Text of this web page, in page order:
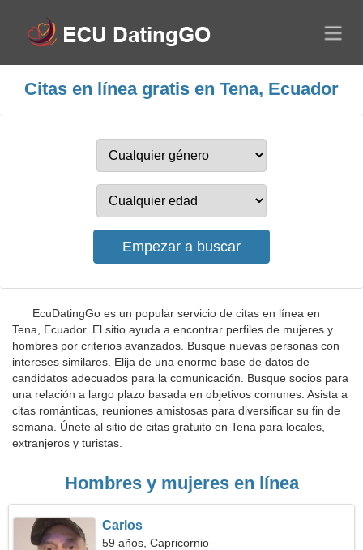
Citas en línea gratis en Tena, Ecuador
EcuDatingGo es un popular servicio de citas en línea en
Tena, Ecuador. El sitio ayuda a encontrar perfiles de mujeres y
hombres por criterios avanzados. Busque nuevas personas con
intereses similares. Elija de una enorme base de datos de
candidatos adecuados para la comunicación. Busque socios para
una relación a largo plazo basada en objetivos comunes. Asista a
citas románticas, reuniones amistosas para diversificar su fin de
semana. Únete al sitio de citas gratuito en Tena para locales,
extranjeros y turistas.
Hombres y mujeres en línea
Carlos
59 años, Capricornio